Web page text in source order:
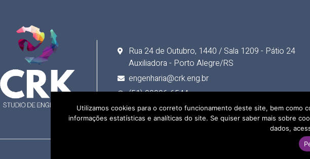
Rua 24 de Outubro, 1440 / Sala 1209 - Pátio 24
Auxiliadora - Porto Alegre/RS
engenharia@crk.eng.br
(51) 99996-6544
Utilizamos cookies para o correto funcionamento deste site, bem como
informações estatísticas e analíticas do site. Se quiser saber mais sobre
dados,